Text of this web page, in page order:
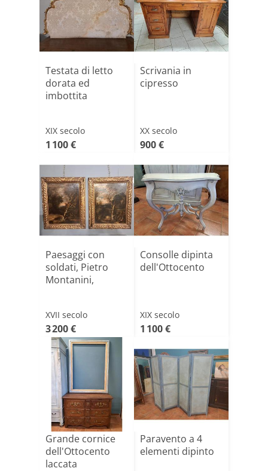
Testata di letto
dorata ed
imbottita
XIX secolo
1 100 €
Scrivania in
cipresso
XX secolo
900 €
Paesaggi con
soldati, Pietro
Montanini,
XVII secolo
3 200 €
Consolle dipinta
dell'Ottocento
XIX secolo
1 100 €
Grande cornice
dell'Ottocento
laccata
Paravento a 4
elementi dipinto